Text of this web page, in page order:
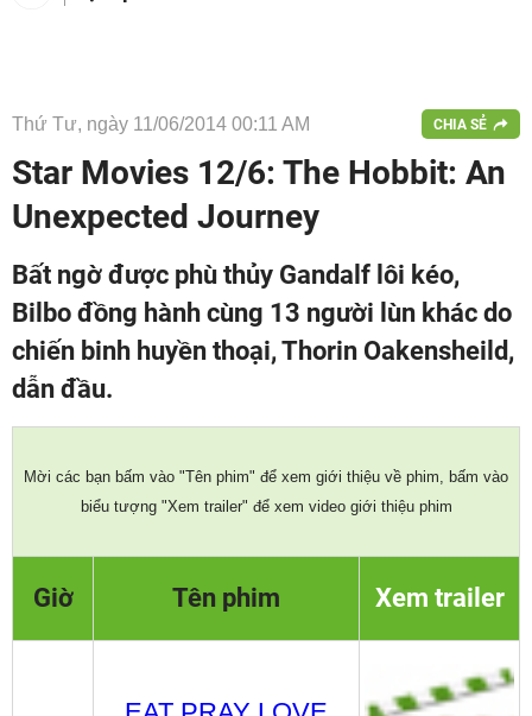
Thứ Tư, ngày 11/06/2014 00:11 AM CHIA SẺ
Star Movies 12/6: The Hobbit: An
Unexpected Journey
Bất ngờ được phù thủy Gandalf lôi kéo,
Bilbo đồng hành cùng 13 người lùn khác do
chiến binh huyền thoại, Thorin Oakensheild,
dẫn đầu.
Mời các bạn bấm vào "Tên phim" để xem giới thiệu về phim, bấm vào
biểu tượng "Xem trailer" để xem video giới thiệu phim
Giờ Tên phim Xem trailer